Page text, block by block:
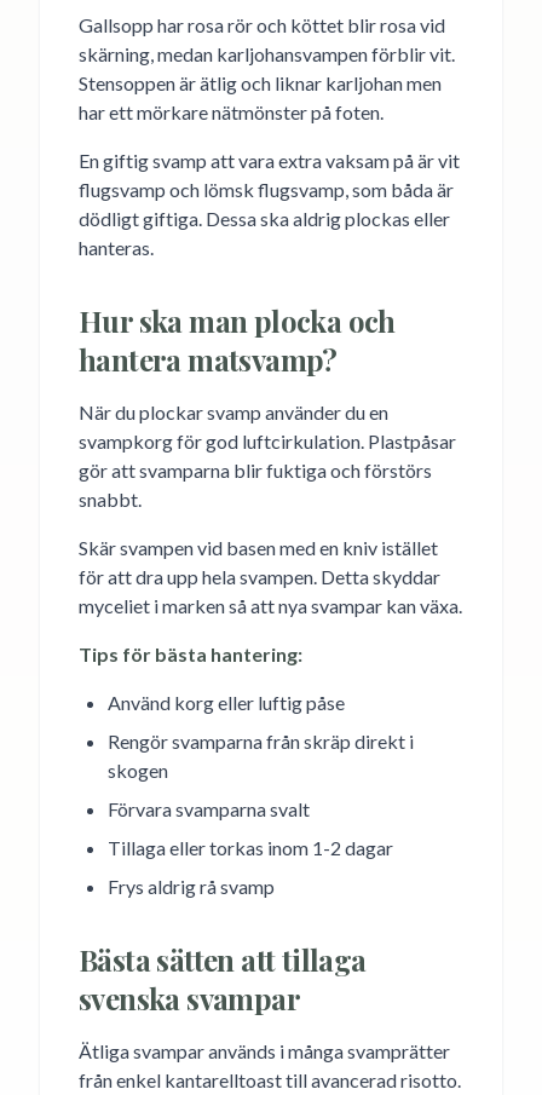
Gallsopp har rosa rör och köttet blir rosa vid
skärning, medan karljohansvampen förblir vit.
Stensoppen är ätlig och liknar karljohan men
har ett mörkare nätmönster på foten.
En giftig svamp att vara extra vaksam på är vit
flugsvamp och lömsk flugsvamp, som båda är
dödligt giftiga. Dessa ska aldrig plockas eller
hanteras.
Hur ska man plocka och
hantera matsvamp?
När du plockar svamp använder du en
svampkorg för god luftcirkulation. Plastpåsar
gör att svamparna blir fuktiga och förstörs
snabbt.
Skär svampen vid basen med en kniv istället
för att dra upp hela svampen. Detta skyddar
myceliet i marken så att nya svampar kan växa.
Tips för bästa hantering:
Använd korg eller luftig påse
Rengör svamparna från skräp direkt i
skogen
Förvara svamparna svalt
Tillaga eller torkas inom 1-2 dagar
Frys aldrig rå svamp
Bästa sätten att tillaga
svenska svampar
Ätliga svampar används i många svamprätter
från enkel kantarelltoast till avancerad risotto.